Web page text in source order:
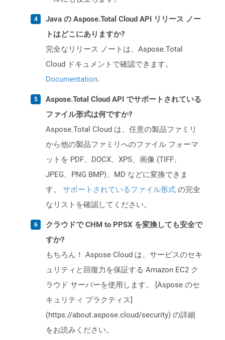
Java の Aspose.Total Cloud API リリース ノー
トはどこにありますか?
完全なリリース ノートは、Aspose.Total
Cloud ドキュメントで確認できます。
Documentation.
Aspose.Total Cloud API でサポートされている
ファイル形式は何ですか?
Aspose.Total Cloud は、任意の製品ファミリ
から他の製品ファミリへのファイル フォーマ
ットを PDF、DOCX、XPS、画像 (TIFF、
JPEG、PNG BMP)、MD などに変換できま
す。 サポートされているファイル形式 の完全
なリストを確認してください。
クラウドで CHM to PPSX を変換しても安全で
すか?
もちろん！ Aspose Cloud は、サービスのセキ
ュリティと回復力を保証する Amazon EC2 ク
ラウド サーバーを使用します。 [Aspose のセ
キュリティ プラクティス]
(https://about.aspose.cloud/security) の詳細
をお読みください。